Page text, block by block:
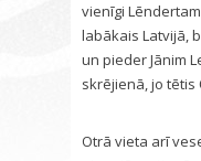
vienīgi
labākais Latvijā,
un pieder Jānim
skrējienā, jo tētis
Otrā vieta arī